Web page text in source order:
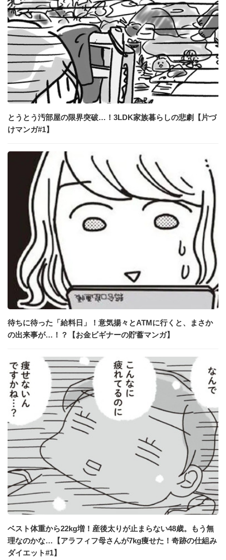
とうとう汚部屋の限界突破…！3LDK家族暮らしの悲劇【片づ
けマンガ#1】
待ちに待った「給料日」！意気揚々とATMに行くと、まさか
の出来事が…！？【お金ビギナーの貯蓄マンガ】
ベスト体重から22kg増！産後太りが止まらない48歳。もう無
理なのかな…【アラフィフ母さんが7kg痩せた！奇跡の仕組み
ダイエット#1】